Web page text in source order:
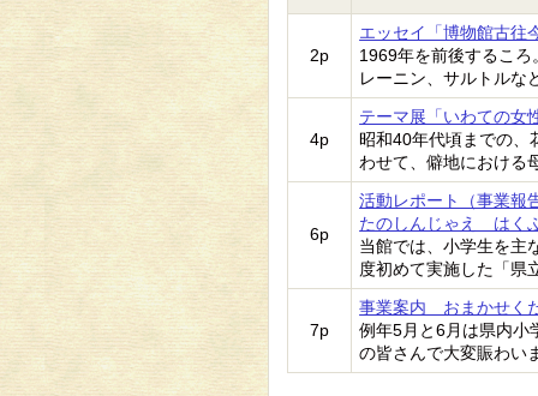
2p
エッセイ「博物館古往
1969年を前後するこ
レーニン、サルトルな
4p
テーマ展「いわての女
昭和40年代頃までの、
わせて、僻地における
6p
活動レポート（事業
たのしんじゃえ はく
当館では、小学生を主
度初めて実施した「県
7p
事業案内 おまかせく
例年5月と6月は県内小
の皆さんで大変賑わい